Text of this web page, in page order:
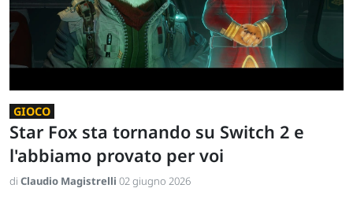
GIOCO
Star Fox sta tornando su Switch 2 e
l'abbiamo provato per voi
di Claudio Magistrelli 02 giugno 2026